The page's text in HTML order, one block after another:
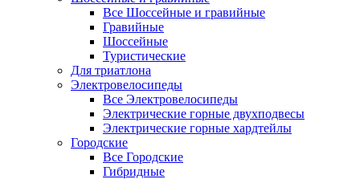
Все Шоссейные и гравийные
Гравийные
Шоссейные
Туристические
Для триатлона
Электровелосипеды
Все Электровелосипеды
Электрические горные двухподвесы
Электрические горные хардтейлы
Городские
Все Городские
Гибридные